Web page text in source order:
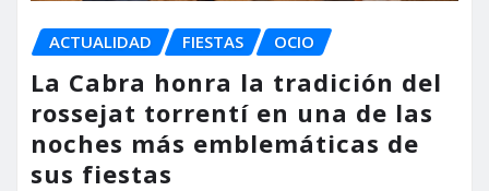
ACTUALIDAD FIESTAS OCIO
La Cabra honra la tradición del
rossejat torrentí en una de las
noches más emblemáticas de
sus fiestas